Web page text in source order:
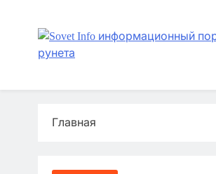
содержимому
Главная